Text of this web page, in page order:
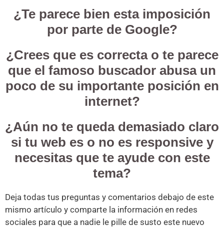
¿Te parece bien esta imposición
por parte de Google?
¿Crees que es correcta o te parece
que el famoso buscador abusa un
poco de su importante posición en
internet?
¿Aún no te queda demasiado claro
si tu web es o no es responsive y
necesitas que te ayude con este
tema?
Deja todas tus preguntas y comentarios debajo de este
mismo artículo y comparte la información en redes
sociales para que a nadie le pille de susto este nuevo